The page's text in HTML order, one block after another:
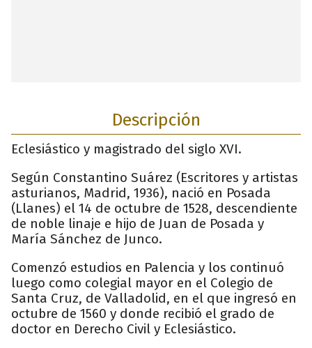
Descripción
Eclesiástico y magistrado del siglo XVI.
Según Constantino Suárez (Escritores y artistas
asturianos, Madrid, 1936), nació en Posada
(Llanes) el 14 de octubre de 1528, descendiente
de noble linaje e hijo de Juan de Posada y
María Sánchez de Junco.
Comenzó estudios en Palencia y los continuó
luego como colegial mayor en el Colegio de
Santa Cruz, de Valladolid, en el que ingresó en
octubre de 1560 y donde recibió el grado de
doctor en Derecho Civil y Eclesiástico.